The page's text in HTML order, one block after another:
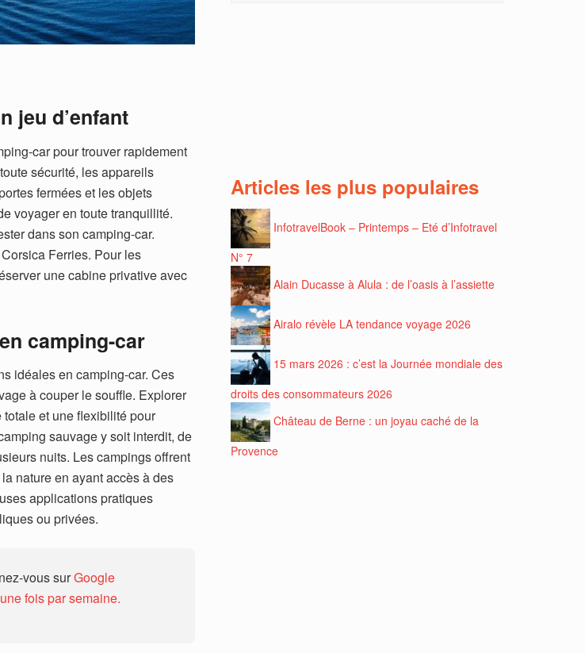
jeu d’enfant
car pour trouver rapidement
sécurité, les appareils
fermées et les objets
voyager en toute tranquillité.
dans son camping-car.
Ferries. Pour les
une cabine privative avec
camping-car
idéales en camping-car. Ces
à couper le souffle. Explorer
et une flexibilité pour
sauvage y soit interdit, de
nuits. Les campings offrent
nature en ayant accès à des
applications pratiques
ou privées.
vous surGoogle
fois par semaine.
Articles les plus populaires
InfotravelBook – Printemps – Eté d’Infotravel
N° 7
Alain Ducasse à Alula : de l’oasis à l’assiette
Airalo révèle LA tendance voyage 2026
15 mars 2026 : c’est la Journée mondiale des
droits des consommateurs 2026
Château de Berne : un joyau caché de la
Provence